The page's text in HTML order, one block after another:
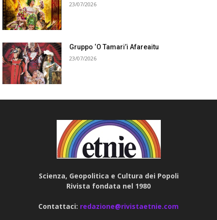
23/07/2026
Gruppo ‘O Tamari’i Afareaitu
23/07/2026
Scienza, Geopolitica e Cultura dei Popoli
Rivista fondata nel 1980
Contattaci: redazione@rivistaetnie.com